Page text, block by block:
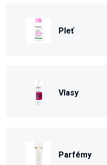
Pleť
Vlasy
Parfémy